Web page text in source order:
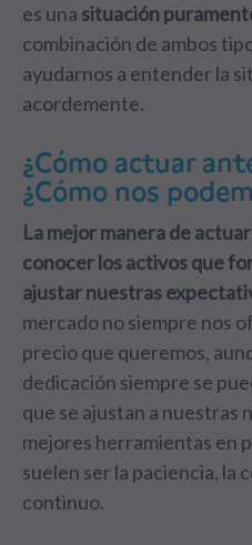
es una situación
combinación de ambos
ayudarnos a entender la
acordemente.
¿Cómo actuar
¿Cómo nos
La mejor manera de
conocer los activos que
ajustar nuestras
mercado no siempre nos
precio que queremos,
dedicación siempre se
que se ajustan a nuestras
mejores herramientas en
suelen ser la paciencia, la
continuo.